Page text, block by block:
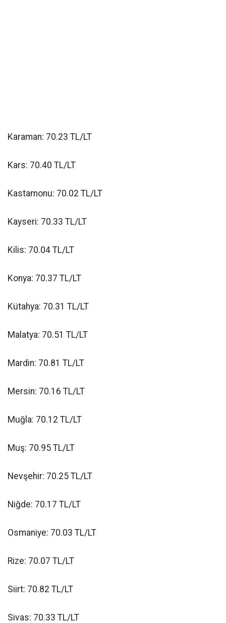
Karaman: 70.23 TL/LT
Kars: 70.40 TL/LT
Kastamonu: 70.02 TL/LT
Kayseri: 70.33 TL/LT
Kilis: 70.04 TL/LT
Konya: 70.37 TL/LT
Kütahya: 70.31 TL/LT
Malatya: 70.51 TL/LT
Mardin: 70.81 TL/LT
Mersin: 70.16 TL/LT
Muğla: 70.12 TL/LT
Muş: 70.95 TL/LT
Nevşehir: 70.25 TL/LT
Niğde: 70.17 TL/LT
Osmaniye: 70.03 TL/LT
Rize: 70.07 TL/LT
Siirt: 70.82 TL/LT
Sivas: 70.33 TL/LT